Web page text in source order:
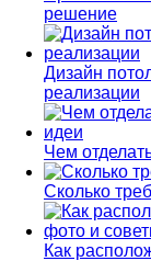
решение
Дизайн
реализации
Чем
Сколько
Как